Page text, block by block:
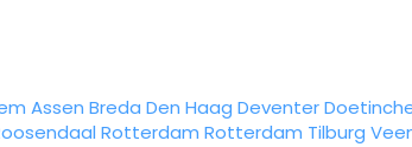
Assen Breda Den Haag Deventer
Rotterdam Rotterdam Tilburg